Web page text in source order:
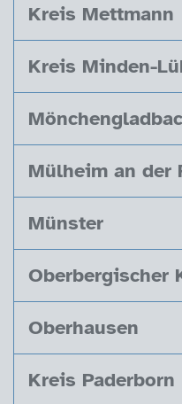
Kreis Mettmann
Kreis Minden-
Mülheim an der
Münster
Oberbergischer
Oberhausen
Kreis Paderborn